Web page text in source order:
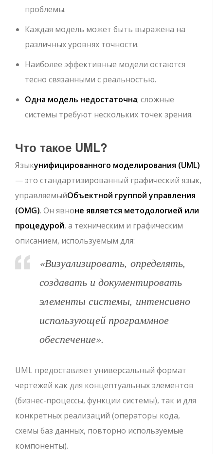
проблемы.
Каждая модель может быть выражена на
различных уровнях точности.
Наиболее эффективные модели остаются
тесно связанными с реальностью.
Одна модель недостаточна; сложные
системы требуют нескольких точек зрения.
Что такое UML?
Языкунифицированного моделирования (UML)
— это стандартизированный графический язык,
управляемыйОбъектной группой управления
(OMG). Он явноне является методологией или
процедурой, а техническим и графическим
описанием, используемым для:
«Визуализировать, определять,
создавать и документировать
элементы системы, интенсивно
использующей программное
обеспечение».
UML предоставляет универсальный формат
чертежей как для концептуальных элементов
(бизнес-процессы, функции системы), так и для
конкретных реализаций (операторы кода,
схемы баз данных, повторно используемые
компоненты).